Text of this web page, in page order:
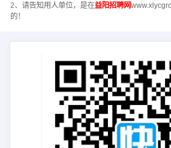
2、请告知用人单位，是在益阳招聘网
的！